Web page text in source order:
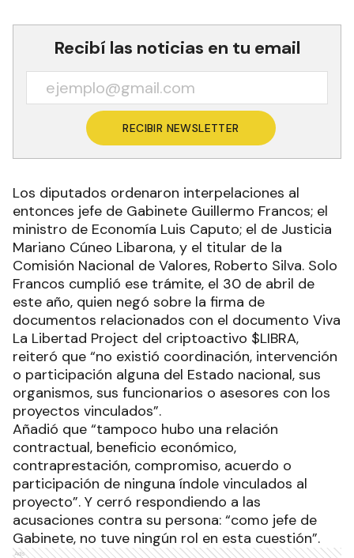
Recibí las noticias en tu email
RECIBIR NEWSLETTER
Los diputados ordenaron interpelaciones al
entonces jefe de Gabinete Guillermo Francos; el
ministro de Economía Luis Caputo; el de Justicia
Mariano Cúneo Libarona, y el titular de la
Comisión Nacional de Valores, Roberto Silva. Solo
Francos cumplió ese trámite, el 30 de abril de
este año, quien negó sobre la firma de
documentos relacionados con el documento Viva
La Libertad Project del criptoactivo $LIBRA,
reiteró que “no existió coordinación, intervención
o participación alguna del Estado nacional, sus
organismos, sus funcionarios o asesores con los
proyectos vinculados”.
Añadió que “tampoco hubo una relación
contractual, beneficio económico,
contraprestación, compromiso, acuerdo o
participación de ninguna índole vinculados al
proyecto”. Y cerró respondiendo a las
acusaciones contra su persona: “como jefe de
Gabinete, no tuve ningún rol en esta cuestión”.
Ads